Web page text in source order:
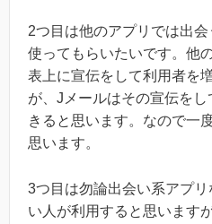
2つ目は他のアプリでは出
使ってもらいたいです。他
表上に宣伝をして利用者を
が、Jメールはその宣伝を
きると思います。なので一
思います。
3つ目は勿論出会い系アプ
い人が利用すると思います